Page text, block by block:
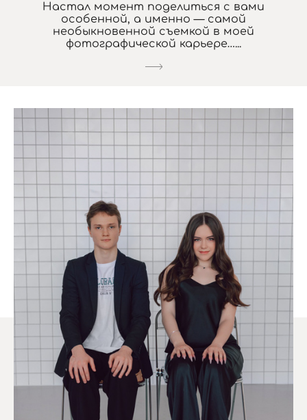
Настал момент поделиться с вами
особенной, а именно — самой
необыкновенной съемкой в моей
фотографической карьере…...